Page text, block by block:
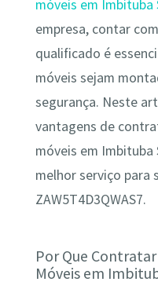
móveis em Imbituba
empresa, contar
qualificado é
móveis sejam
segurança. Neste
vantagens de
móveis em Imbituba
melhor serviço para
ZAW5T4D3QWAS7.
Por Que
Móveis em